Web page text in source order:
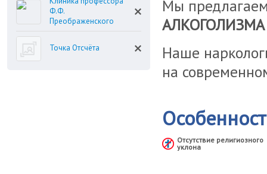
Ф.Ф.
Преображенского
Точка Отсчёта
Мы
Наше
на
Отсутствие религиозного
уклона